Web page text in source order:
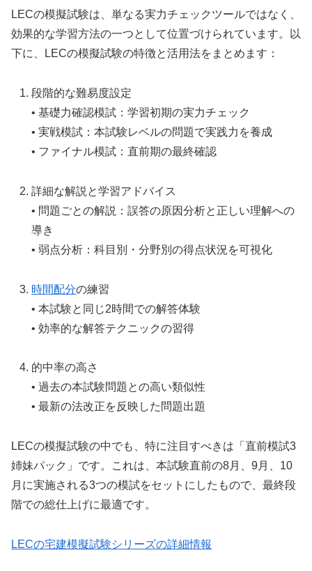
LECの模擬試験は、単なる実力チェックツールではなく、
効果的な学習方法の一つとして位置づけられています。以
下に、LECの模擬試験の特徴と活用法をまとめます：
段階的な難易度設定
• 基礎力確認模試：学習初期の実力チェック
• 実戦模試：本試験レベルの問題で実践力を養成
• ファイナル模試：直前期の最終確認
詳細な解説と学習アドバイス
• 問題ごとの解説：誤答の原因分析と正しい理解への
導き
• 弱点分析：科目別・分野別の得点状況を可視化
時間配分の練習
• 本試験と同じ2時間での解答体験
• 効率的な解答テクニックの習得
的中率の高さ
• 過去の本試験問題との高い類似性
• 最新の法改正を反映した問題出題
LECの模擬試験の中でも、特に注目すべきは「直前模試3
姉妹パック」です。これは、本試験直前の8月、9月、10
月に実施される3つの模試をセットにしたもので、最終段
階での総仕上げに最適です。
LECの宅建模擬試験シリーズの詳細情報